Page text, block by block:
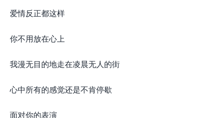
爱情反正都这样
你不用放在心上
我漫无目的地走在凌晨无人的街
心中所有的感觉还是不肯停歇
面对你的表演